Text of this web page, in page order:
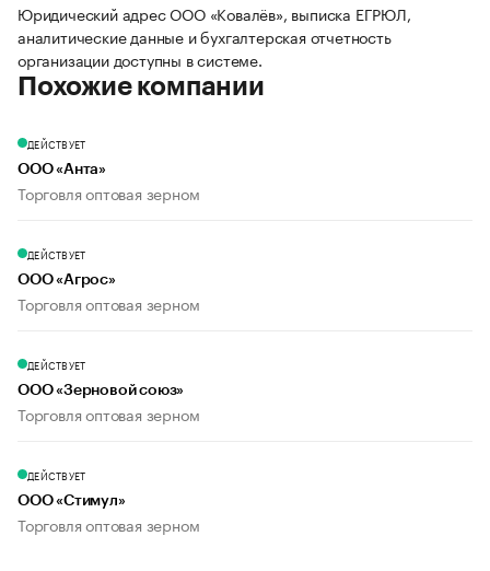
Юридический адрес ООО «Ковалёв», выписка ЕГРЮЛ,
аналитические данные и бухгалтерская отчетность
организации доступны в системе.
Похожие компании
ДЕЙСТВУЕТ
ООО «Анта»
Торговля оптовая зерном
ДЕЙСТВУЕТ
ООО «Агрос»
Торговля оптовая зерном
ДЕЙСТВУЕТ
ООО «Зерновой союз»
Торговля оптовая зерном
ДЕЙСТВУЕТ
ООО «Стимул»
Торговля оптовая зерном